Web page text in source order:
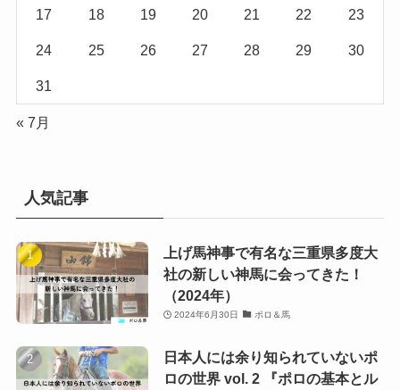
17 18 19 20 21 22 23
24 25 26 27 28 29 30
31
« 7月
人気記事
上げ馬神事で有名な三重県多度大
社の新しい神馬に会ってきた！
（2024年）
2024年6月30日 ポロ＆馬
日本人には余り知られていないポ
ロの世界 vol. 2 『ポロの基本とル